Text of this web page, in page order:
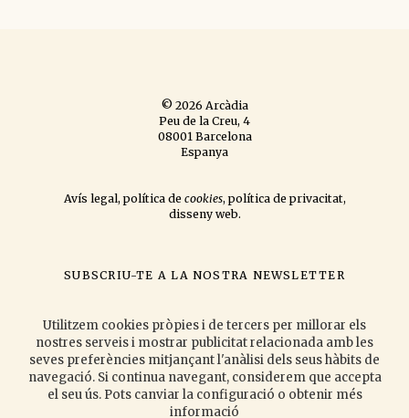
© 2026 Arcàdia
Peu de la Creu, 4
08001 Barcelona
Espanya
Avís legal,política de cookies,política de privacitat,
disseny web.
SUBSCRIU-TE A LA NOSTRA NEWSLETTER
que organitzem.
Accepto lapolítica de privacitat.
Utilitzem cookies pròpies i de tercers per millorar els
nostres serveis i mostrar publicitat relacionada amb les
seves preferències mitjançant l'anàlisi dels seus hàbits de
navegació. Si continua navegant, considerem que accepta
el seu ús. Pots canviar la configuració o obtenir més
informació